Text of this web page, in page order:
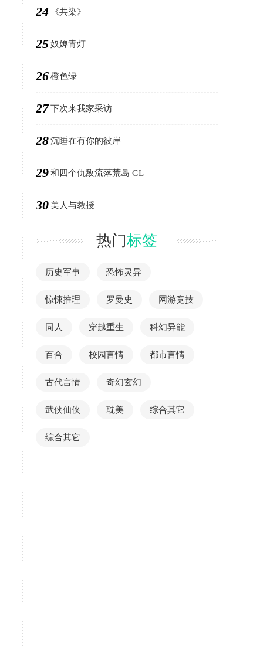
24 《共染》
25奴婢青灯
26橙色绿
27下次来我家采访
28沉睡在有你的彼岸
29和四个仇敌流落荒岛 GL
30 美人与教授
热门标签
历史军事 恐怖灵异
惊悚推理 罗曼史 网游竞技
同人 穿越重生 科幻异能
百合 校园言情 都市言情
古代言情 奇幻玄幻
武侠仙侠 耽美 综合其它
综合其它